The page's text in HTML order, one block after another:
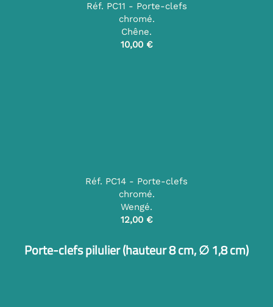
Réf. PC11 - Porte-clefs
chromé.
Chêne.
10,00 €
Réf. PC14 - Porte-clefs
chromé.
Wengé.
12,00 €
Porte-clefs pilulier (hauteur 8 cm, ∅ 1,8 cm)